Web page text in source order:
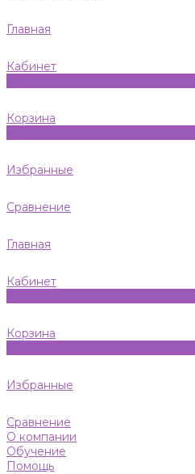
Главная
Кабинет
Корзина
Избранные
Сравнение
Главная
Кабинет
Корзина
Избранные
Сравнение
О компании
Обучение
Помощь